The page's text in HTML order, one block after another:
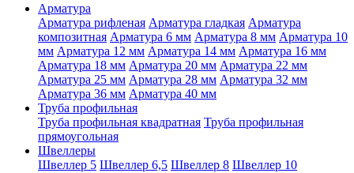
Арматура
Арматура рифленая Арматура гладкая Арматура
композитная Арматура 6 мм Арматура 8 мм Арматура 10
мм Арматура 12 мм Арматура 14 мм Арматура 16 мм
Арматура 18 мм Арматура 20 мм Арматура 22 мм
Арматура 25 мм Арматура 28 мм Арматура 32 мм
Арматура 36 мм Арматура 40 мм
Труба профильная
Труба профильная квадратная Труба профильная
прямоугольная
Швеллеры
Швеллер 5 Швеллер 6,5 Швеллер 8 Швеллер 10